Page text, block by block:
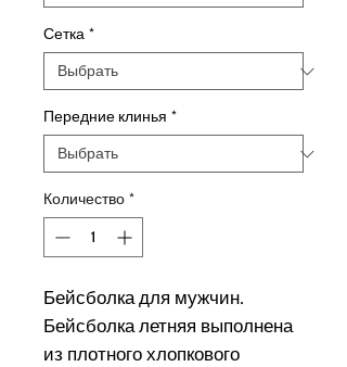
Сетка *
Передние клинья *
Количество *
Бейсболка для мужчин.
Бейсболка летняя выполнена
из плотного хлопкового